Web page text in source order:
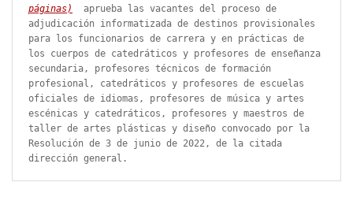
páginas)
aprueba las vacantes del proceso de
adjudicación informatizada de destinos provisionales
para los funcionarios de carrera y en prácticas de
los cuerpos de catedráticos y profesores de enseñanza
secundaria, profesores técnicos de formación
profesional, catedráticos y profesores de escuelas
oficiales de idiomas, profesores de música y artes
escénicas y catedráticos, profesores y maestros de
taller de artes plásticas y diseño convocado por la
Resolución de 3 de junio de 2022, de la citada
dirección general.